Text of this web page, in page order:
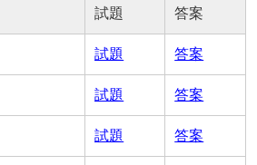
試題 答案
試題 答案
試題 答案
試題 答案